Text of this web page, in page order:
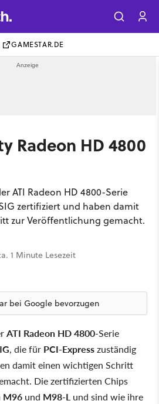
GAMESTAR.DE
Radeon HD 4800
ATI Radeon HD 4800-Serie
zertifiziert und haben damit
zur Veröffentlichung gemacht.
1 Minute Lesezeit
bei Google bevorzugen
ATI Radeon HD 4800-Serie
, die für PCI-Expresszuständig
damit einen wichtigen Schritt
Die zertifizierten Chips
M96 und M98-L und sind wie ihre